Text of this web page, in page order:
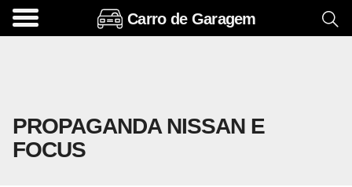
Carro de Garagem
PROPAGANDA NISSAN E
FOCUS
A
s
ó